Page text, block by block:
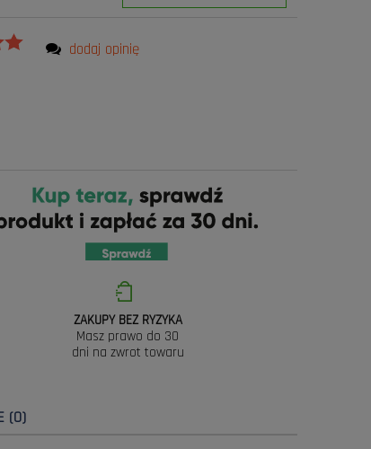
dodaj opinię
ZAKUPY BEZ RYZYKA
Masz prawo do 30
dni na zwrot towaru
(0)